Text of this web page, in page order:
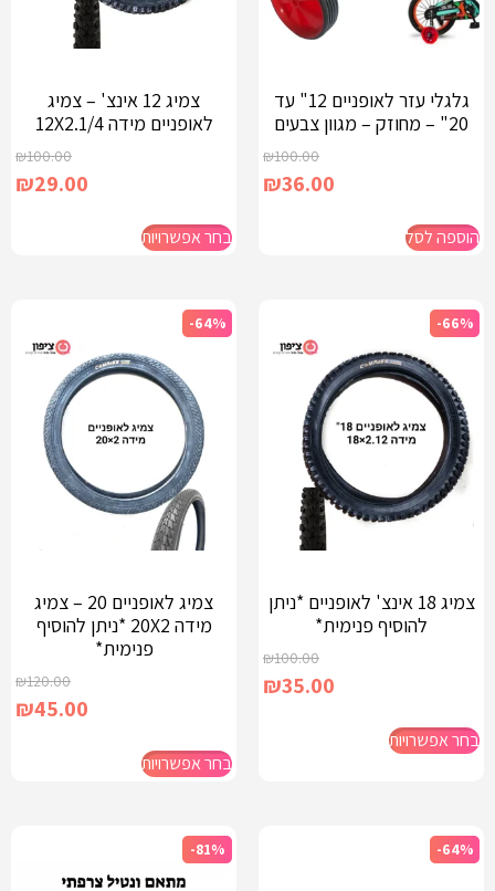
גלגלי עזר לאופניים 12" עד
20" – מחוזק – מגוון צבעים
₪100.00
₪36.00
הוספה לסל
צמיג 12 אינצ' – צמיג
לאופניים מידה 12X2.1/4
₪100.00
₪29.00
בחר אפשרויות
-66%
צמיג 18 אינצ' לאופניים *ניתן
להוסיף פנימית*
₪100.00
₪35.00
בחר אפשרויות
-64%
צמיג לאופניים 20 – צמיג
מידה 20X2 *ניתן להוסיף
פנימית*
₪120.00
₪45.00
בחר אפשרויות
-64%
-81%